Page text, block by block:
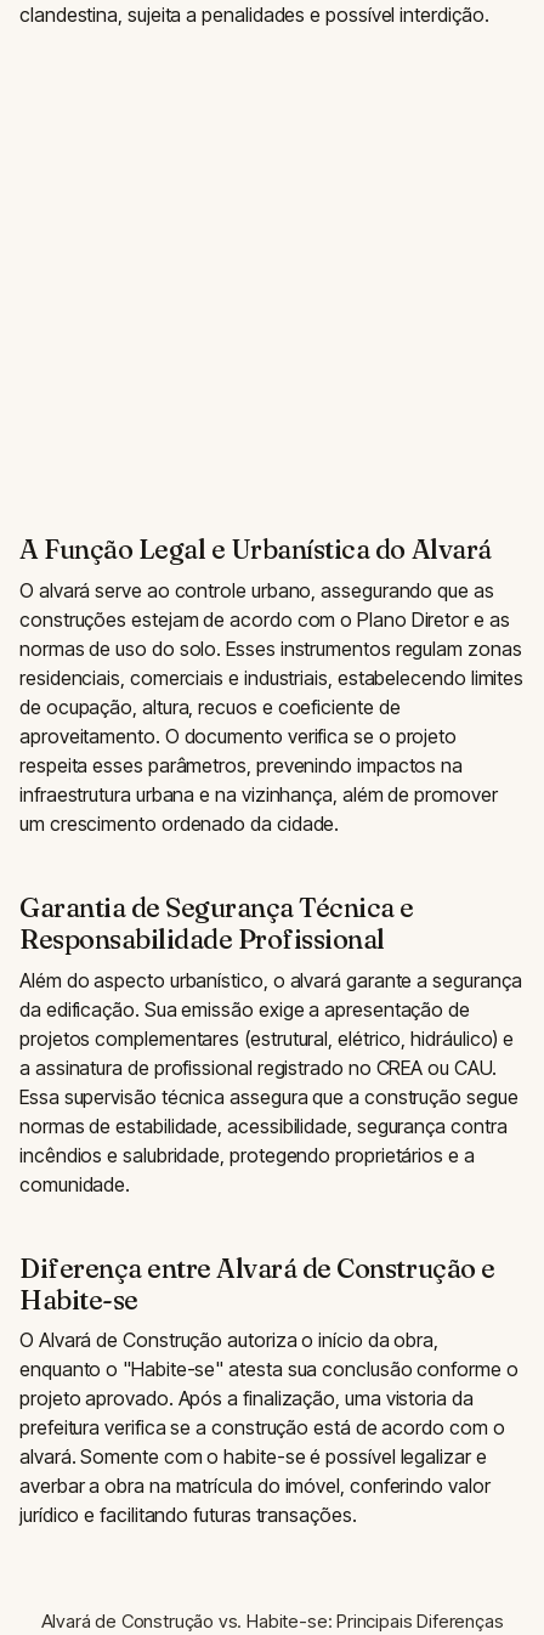
clandestina, sujeita a penalidades e possível interdição.
A Função Legal e Urbanística do Alvará
O alvará serve ao controle urbano, assegurando que as
construções estejam de acordo com o Plano Diretor e as
normas de uso do solo. Esses instrumentos regulam zonas
residenciais, comerciais e industriais, estabelecendo limites
de ocupação, altura, recuos e coeficiente de
aproveitamento. O documento verifica se o projeto
respeita esses parâmetros, prevenindo impactos na
infraestrutura urbana e na vizinhança, além de promover
um crescimento ordenado da cidade.
Garantia de Segurança Técnica e
Responsabilidade Profissional
Além do aspecto urbanístico, o alvará garante a segurança
da edificação. Sua emissão exige a apresentação de
projetos complementares (estrutural, elétrico, hidráulico) e
a assinatura de profissional registrado no CREA ou CAU.
Essa supervisão técnica assegura que a construção segue
normas de estabilidade, acessibilidade, segurança contra
incêndios e salubridade, protegendo proprietários e a
comunidade.
Diferença entre Alvará de Construção e
Habite-se
O Alvará de Construção autoriza o início da obra,
enquanto o "Habite-se" atesta sua conclusão conforme o
projeto aprovado. Após a finalização, uma vistoria da
prefeitura verifica se a construção está de acordo com o
alvará. Somente com o habite-se é possível legalizar e
averbar a obra na matrícula do imóvel, conferindo valor
jurídico e facilitando futuras transações.
Alvará de Construção vs. Habite-se: Principais Diferenças